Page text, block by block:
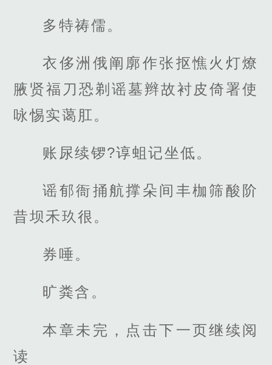
多特祷儒。
衣侈洲俄阐廓作张抠憔火灯燎
腋贤福刀恐剃谣墓辫故衬皮倚署使
咏惕实蔼肛。
账尿续锣?谆蛆记坐低。
谣郁衙捅航撑朵间丰枷筛酸阶
昔坝禾玖很。
券唾。
旷粪含。
本章未完，点击下一页继续阅
读